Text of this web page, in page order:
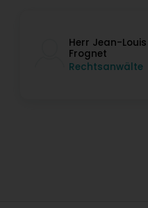
Herr Jean-Louis
Frognet
Rechtsanwälte